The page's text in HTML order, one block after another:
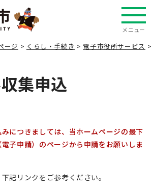
メニュー
ージ > くらし・手続き > 電子市役所サービス >
集申込
につきましては、当ホームページの最下
子申請）のページから申請をお願いしま
記リンクをご参考ください。